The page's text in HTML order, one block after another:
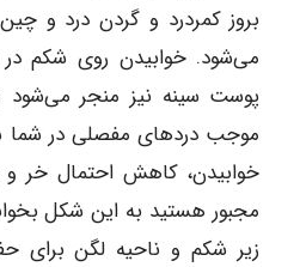
بروز کمردرد و گردن‌ درد و
می‌شود. خوابیدن روی شکم
پوست سینه نیز منجر می‌شود
موجب دردهای مفصلی در شما
خوابیدن، کاهش احتمال خر و
مجبور هستید به این شکل
زیر شکم و ناحیه لگن برای